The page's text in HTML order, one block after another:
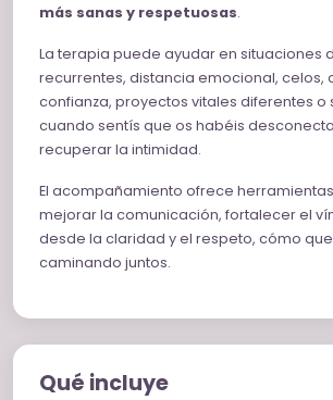
más sanas y respetuosas.
La terapia puede ayudar en situaciones
recurrentes, distancia emocional, celos,
confianza, proyectos vitales diferentes o
cuando sentís que os habéis
recuperar la intimidad.
El acompañamiento ofrece
mejorar la comunicación, fortalecer el
desde la claridad y el respeto, cómo
caminando juntos.
Qué incluye